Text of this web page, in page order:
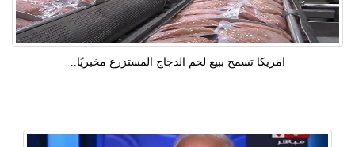
امريكا تسمح ببيع لحم الدجاج المستزرع مخبريًا..